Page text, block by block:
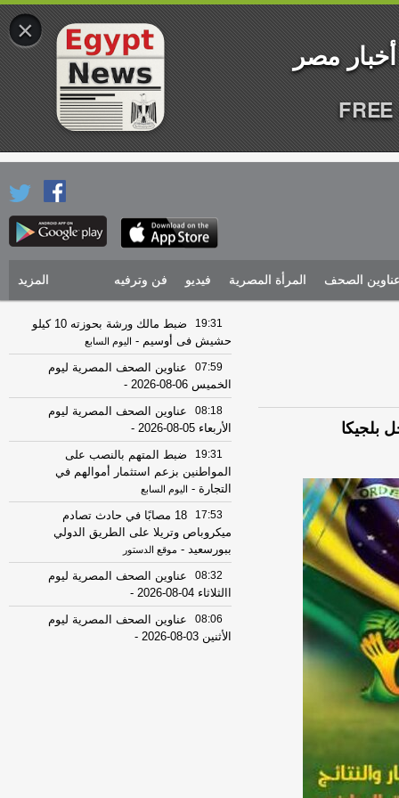
الصحف المرأة المصرية فيديو فن وترفيه المزيد
بلجيكا
19:31
ضبط مالك ورشة بحوزته 10 كيلو
حشيش فى أوسيم - اليوم السابع
07:59
عناوين الصحف المصرية ليوم
الخميس 06-08-2026
-
08:18
عناوين الصحف المصرية ليوم
الأربعاء 05-08-2026
-
19:31
ضبط المتهم بالنصب على
المواطنين بزعم استثمار أموالهم في
التجارة - اليوم السابع
17:53
18 مصابًا في حادث تصادم
ميكروباص وتريلا على الطريق الدولي
ببورسعيد - موقع الدستور
08:32
عناوين الصحف المصرية ليوم
االثلاثاء 04-08-2026
-
08:06
عناوين الصحف المصرية ليوم
الأثنين 03-08-2026
-
×